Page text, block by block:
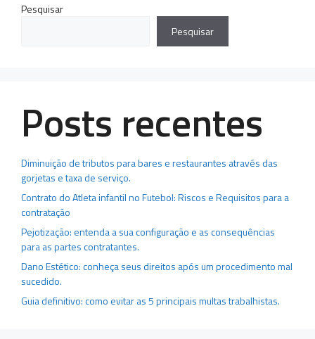
Pesquisar
Pesquisar
Posts recentes
Diminuição de tributos para bares e restaurantes através das
gorjetas e taxa de serviço.
Contrato do Atleta infantil no Futebol: Riscos e Requisitos para a
contratação
Pejotização: entenda a sua configuração e as consequências
para as partes contratantes.
Dano Estético: conheça seus direitos após um procedimento mal
sucedido.
Guia definitivo: como evitar as 5 principais multas trabalhistas.